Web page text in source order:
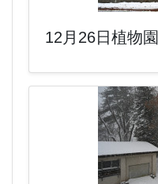
12月26日植物園